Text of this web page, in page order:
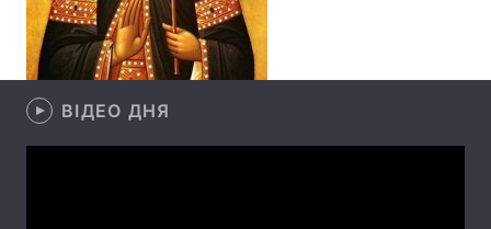
Екологія
Лонгріди
Відео з Youtube
ВІДЕО ДНЯ